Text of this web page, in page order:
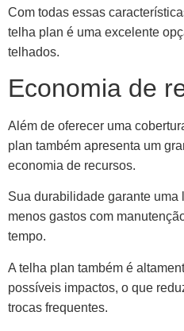
Com todas essas
telha plan é uma excelente
telhados.
Economia de
Além de oferecer uma
plan também apresenta um
economia de recursos.
Sua durabilidade garante
menos gastos com
tempo.
A telha plan também é
possíveis impactos, o que
trocas frequentes.